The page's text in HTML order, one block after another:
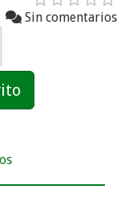
Sin comentarios